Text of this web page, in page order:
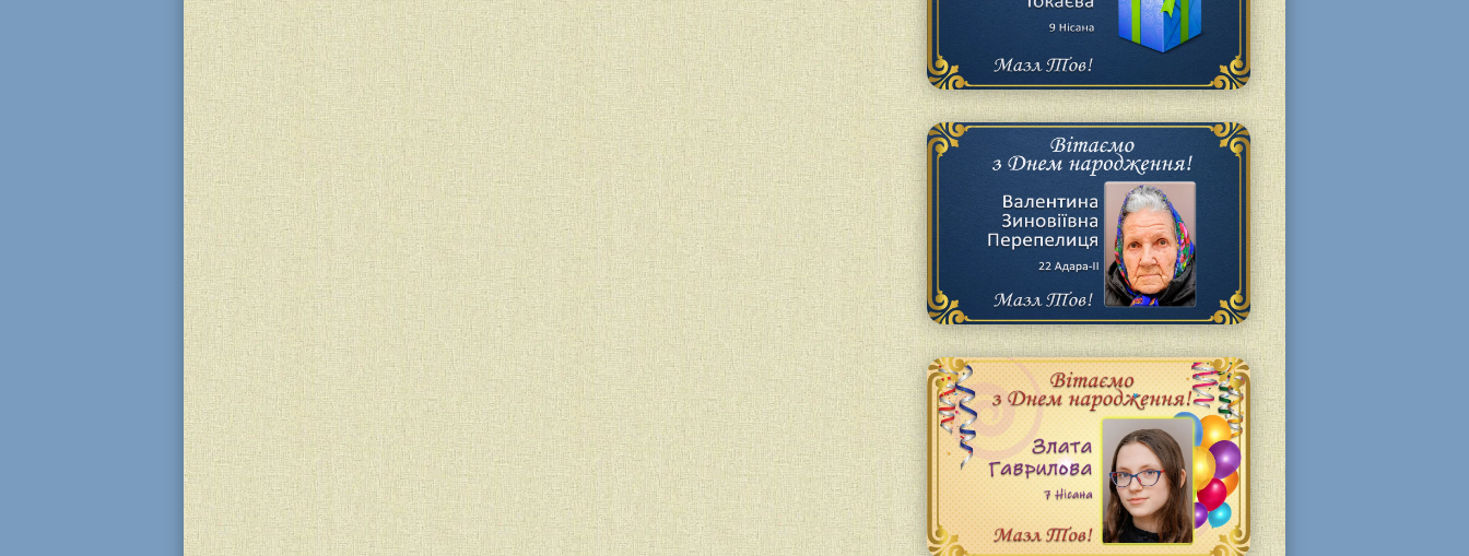
Рош-ходеш (новий місяць) Адара - це початок радісного 12-го місяця
єврейського календаря, який святкується два дні (30-е число місяця Шват і 1-е
число Адара). Цей час символізує оновлення, примноження радості,
підготовку до Пуріму та асоціюється з вдалим розташуванням...